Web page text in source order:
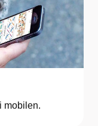
mobilen.